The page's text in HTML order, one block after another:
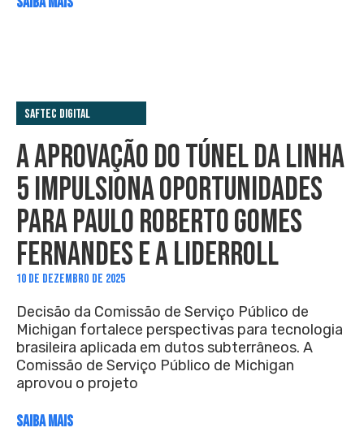
Saftec Digital
A APROVAÇÃO DO TÚNEL DA LINHA
5 IMPULSIONA OPORTUNIDADES
PARA PAULO ROBERTO GOMES
FERNANDES E A LIDERROLL
10 DE DEZEMBRO DE 2025
Decisão da Comissão de Serviço Público de
Michigan fortalece perspectivas para tecnologia
brasileira aplicada em dutos subterrâneos. A
Comissão de Serviço Público de Michigan
aprovou o projeto
SAIBA MAIS